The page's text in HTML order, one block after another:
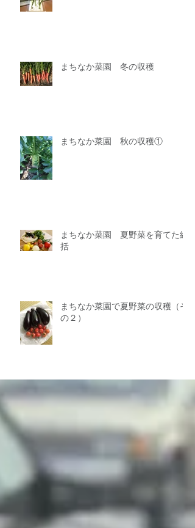
まちなか菜園 冬の収穫
まちなか菜園 秋の収穫①
まちなか菜園 夏野菜を育てた総
括
まちなか菜園で夏野菜の収穫（そ
の２）